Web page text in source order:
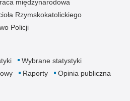
międzynarodowa
Rzymskokatolickiego
Policji
Wybrane statystyki
Raporty Opinia publiczna